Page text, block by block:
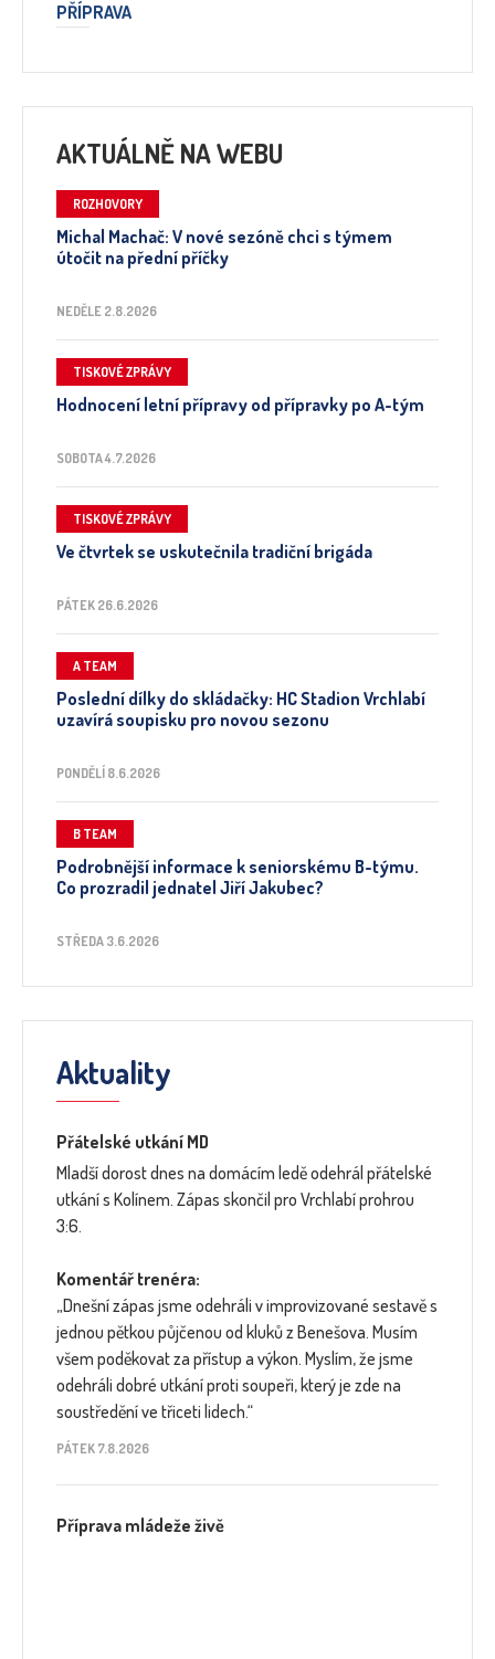
PŘÍPRAVA
AKTUÁLNĚ NA WEBU
ROZHOVORY
Michal Machač: V nové sezóně chci s týmem
útočit na přední příčky
NEDĚLE 2.8.2026
TISKOVÉ ZPRÁVY
Hodnocení letní přípravy od přípravky po A-tým
SOBOTA 4.7.2026
TISKOVÉ ZPRÁVY
Ve čtvrtek se uskutečnila tradiční brigáda
PÁTEK 26.6.2026
A TEAM
Poslední dílky do skládačky: HC Stadion Vrchlabí
uzavírá soupisku pro novou sezonu
PONDĚLÍ 8.6.2026
B TEAM
Podrobnější informace k seniorskému B-týmu.
Co prozradil jednatel Jiří Jakubec?
STŘEDA 3.6.2026
Aktuality
Přátelské utkání MD
Mladší dorost dnes na domácím ledě odehrál přátelské
utkání s Kolínem. Zápas skončil pro Vrchlabí prohrou
3:6.
Komentář trenéra:
„Dnešní zápas jsme odehráli v improvizované sestavě s
jednou pětkou půjčenou od kluků z Benešova. Musím
všem poděkovat za přístup a výkon. Myslím, že jsme
odehráli dobré utkání proti soupeři, který je zde na
soustředění ve třiceti lidech.“
PÁTEK 7.8.2026
Příprava mládeže živě